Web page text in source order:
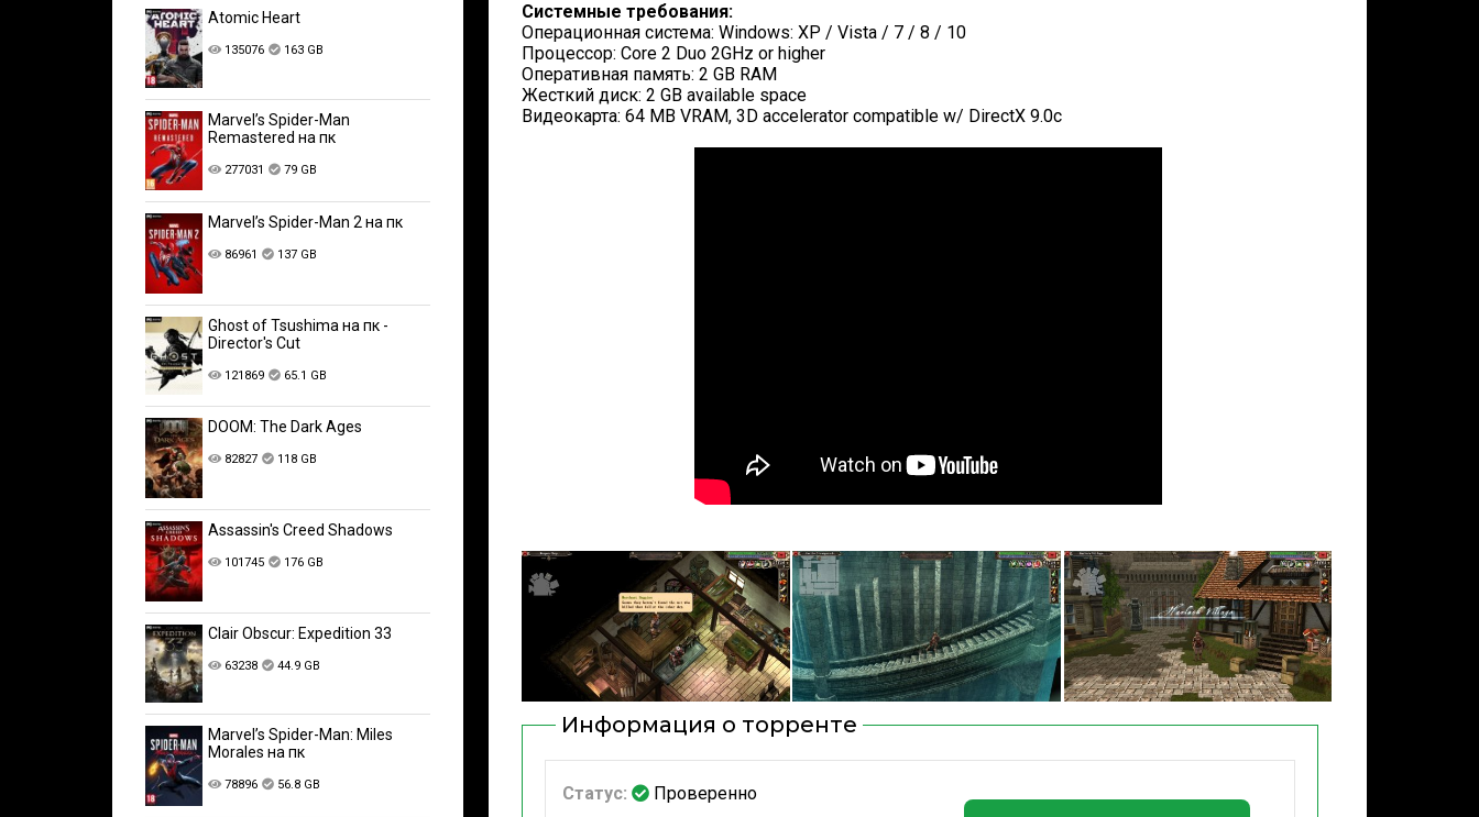
Atomic Heart
135076 163 GB
Marvel’s Spider-Man
Remastered на пк
277031 79 GB
Marvel’s Spider-Man 2 на пк
86961 137 GB
Ghost of Tsushima на пк -
Director's Cut
121869 65.1 GB
DOOM: The Dark Ages
82827 118 GB
Assassin's Creed Shadows
101745 176 GB
Clair Obscur: Expedition 33
63238 44.9 GB
Marvel’s Spider-Man: Miles
Morales на пк
78896 56.8 GB
Системные требования:
Операционная система: Windows: XP / Vista / 7 / 8 / 10
Процессор: Core 2 Duo 2GHz or higher
Оперативная память: 2 GB RAM
Жесткий диск: 2 GB available space
Видеокарта: 64 MB VRAM, 3D accelerator compatible w/ DirectX 9.0c
Информация о торренте
Статус: Проверенно